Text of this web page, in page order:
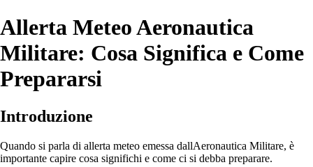
Allerta Meteo Aeronautica
Militare: Cosa Significa e Come
Prepararsi
Introduzione
Quando si parla di allerta meteo emessa dallAeronautica Militare, è
importante capire cosa significhi e come ci si debba preparare.